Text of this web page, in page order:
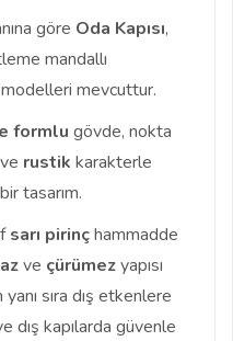
göre Oda Kapısı,
mandallı
modelleri mevcuttur.
formlu gövde, nokta
rustik karakterle
bir tasarım.
sarı pirinçhammadde
ve çürümezyapısı
sıra dış etkenlere
dış kapılarda güvenle